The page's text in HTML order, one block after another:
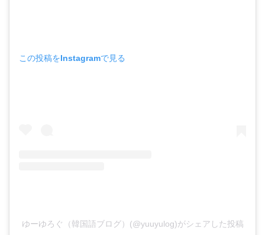
この投稿をInstagramで見る
ゆーゆろぐ（韓国語ブログ）(@yuuyulog)がシェアした投稿